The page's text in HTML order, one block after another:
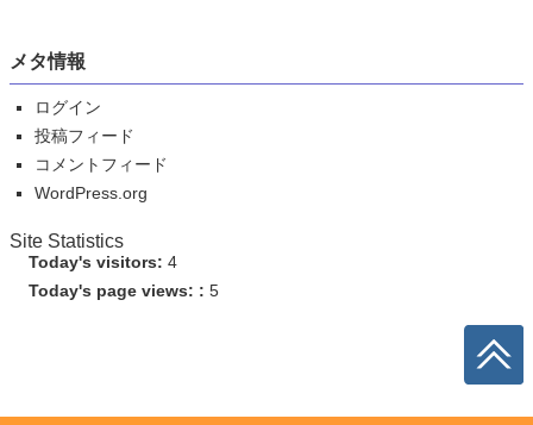
メタ情報
ログイン
投稿フィード
コメントフィード
WordPress.org
Site Statistics
Today's visitors: 4
Today's page views: : 5